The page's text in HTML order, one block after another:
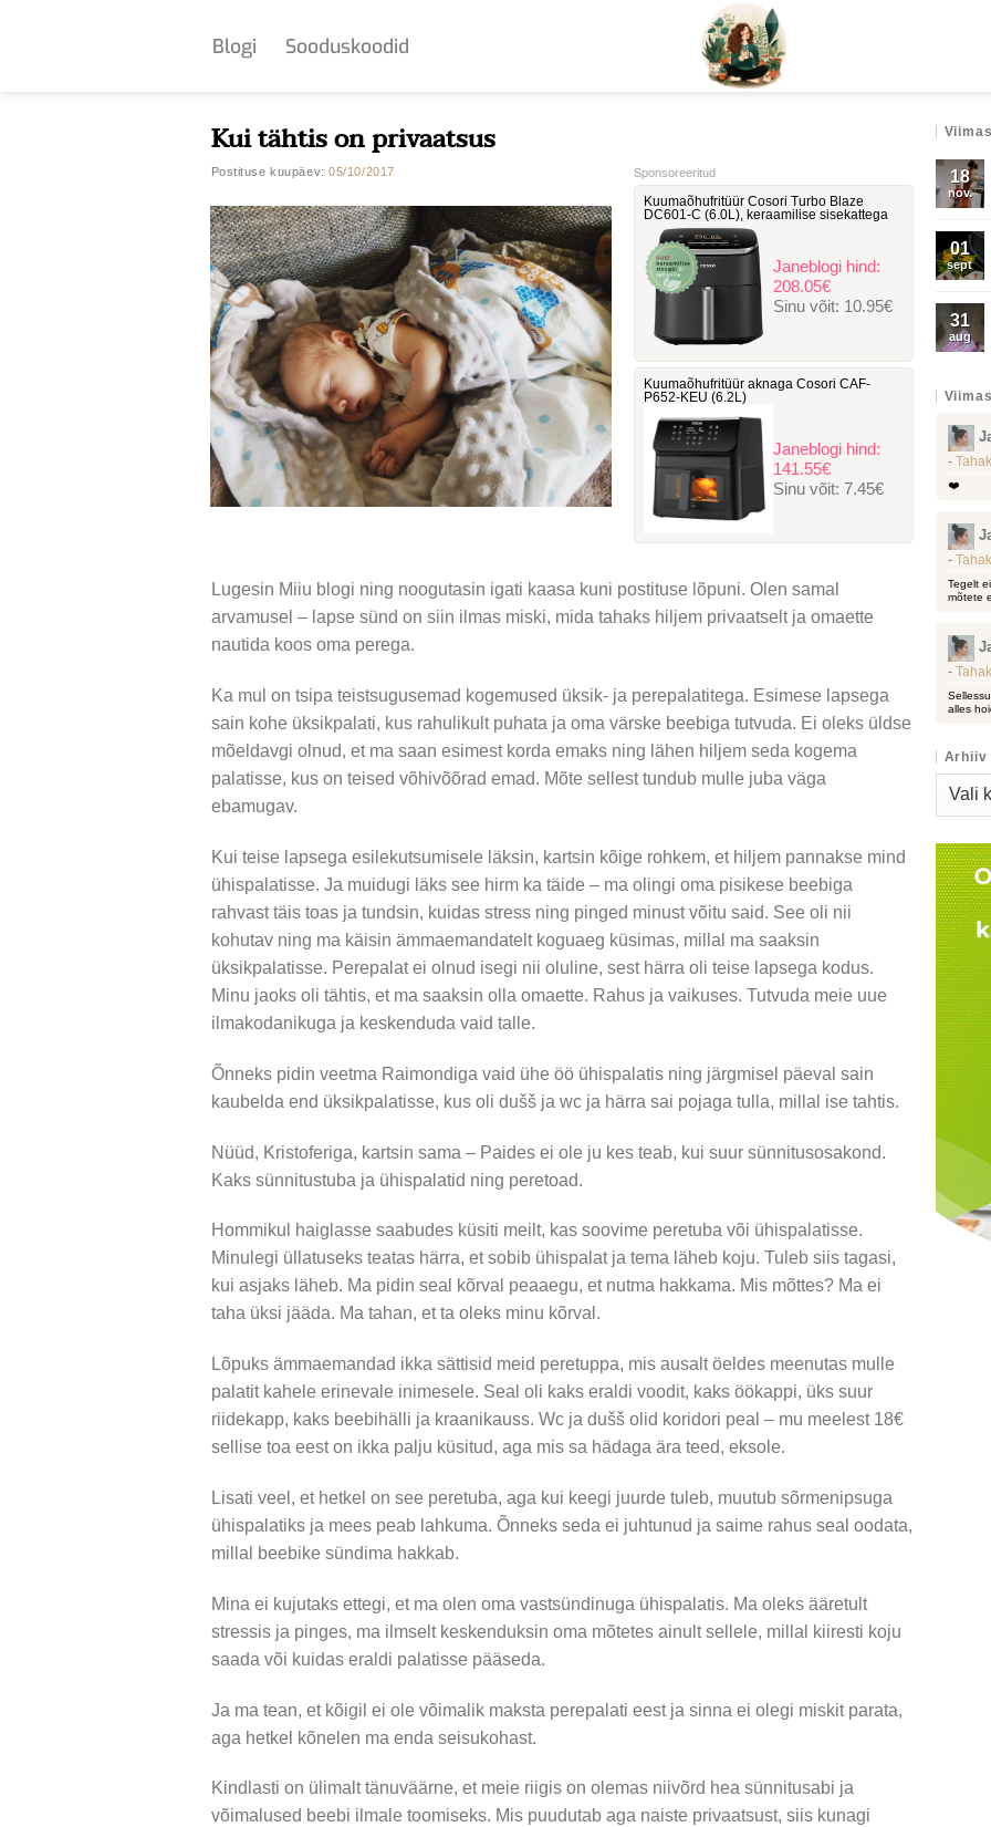
Blogi Sooduskoodid
Kui tähtis on privaatsus
Postituse kuupäev:05/10/2017 Sponsoreeritud
Kuumaõhufritüür Cosori Turbo Blaze
DC601-C ‎(6.0L), keraamilise sisekattega
Janeblogi hind:
208.05€
Sinu võit: 10.95€
Kuumaõhufritüür aknaga Cosori ‎CAF-
P652-KEU (6.2L)
Janeblogi hind:
141.55€
Sinu võit:7.45€
Lugesin Miiu blogi ning noogutasin igati kaasa kuni postituse lõpuni. Olen samal
arvamusel – lapse sünd on siin ilmas miski, mida tahaks hiljem privaatselt ja omaette
nautida koos oma perega.
Ka mul on tsipa teistsugusemad kogemused üksik- ja perepalatitega. Esimese lapsega
sain kohe üksikpalati, kus rahulikult puhata ja oma värske beebiga tutvuda. Ei oleks üldse
mõeldavgi olnud, et ma saan esimest korda emaks ning lähen hiljem seda kogema
palatisse, kus on teised võhivõõrad emad. Mõte sellest tundub mulle juba väga
ebamugav.
Kui teise lapsega esilekutsumisele läksin, kartsin kõige rohkem, et hiljem pannakse mind
ühispalatisse. Ja muidugi läks see hirm ka täide – ma olingi oma pisikese beebiga
rahvast täis toas ja tundsin, kuidas stress ning pinged minust võitu said. See oli nii
kohutav ning ma käisin ämmaemandatelt koguaeg küsimas, millal ma saaksin
üksikpalatisse. Perepalat ei olnud isegi nii oluline, sest härra oli teise lapsega kodus.
Minu jaoks oli tähtis, et ma saaksin olla omaette. Rahus ja vaikuses. Tutvuda meie uue
ilmakodanikuga ja keskenduda vaid talle.
Õnneks pidin veetma Raimondiga vaid ühe öö ühispalatis ning järgmisel päeval sain
kaubelda end üksikpalatisse, kus oli dušš ja wc ja härra sai pojaga tulla, millal ise tahtis.
Nüüd, Kristoferiga, kartsin sama – Paides ei ole ju kes teab, kui suur sünnitusosakond.
Kaks sünnitustuba ja ühispalatid ning peretoad.
Hommikul haiglasse saabudes küsiti meilt, kas soovime peretuba või ühispalatisse.
Minulegi üllatuseks teatas härra, et sobib ühispalat ja tema läheb koju. Tuleb siis tagasi,
kui asjaks läheb. Ma pidin seal kõrval peaaegu, et nutma hakkama. Mis mõttes? Ma ei
taha üksi jääda. Ma tahan, et ta oleks minu kõrval.
Lõpuks ämmaemandad ikka sättisid meid peretuppa, mis ausalt öeldes meenutas mulle
palatit kahele erinevale inimesele. Seal oli kaks eraldi voodit, kaks öökappi, üks suur
riidekapp, kaks beebihälli ja kraanikauss. Wc ja dušš olid koridori peal – mu meelest 18€
sellise toa eest on ikka palju küsitud, aga mis sa hädaga ära teed, eksole.
Lisati veel, et hetkel on see peretuba, aga kui keegi juurde tuleb, muutub sõrmenipsuga
ühispalatiks ja mees peab lahkuma. Õnneks seda ei juhtunud ja saime rahus seal oodata,
millal beebike sündima hakkab.
Mina ei kujutaks ettegi, et ma olen oma vastsündinuga ühispalatis. Ma oleks ääretult
stressis ja pinges, ma ilmselt keskenduksin oma mõtetes ainult sellele, millal kiiresti koju
saada või kuidas eraldi palatisse pääseda.
Ja ma tean, et kõigil ei ole võimalik maksta perepalati eest ja sinna ei olegi miskit parata,
aga hetkel kõnelen ma enda seisukohast.
Kindlasti on ülimalt tänuväärne, et meie riigis on olemas niivõrd hea sünnitusabi ja
võimalused beebi ilmale toomiseks. Mis puudutab aga naiste privaatsust, siis kunagi
18
nov.
01
sept
31
aug
-
❤️
-
Tegelt
mõtete
-
alles
Arhiiv
Arhiiv